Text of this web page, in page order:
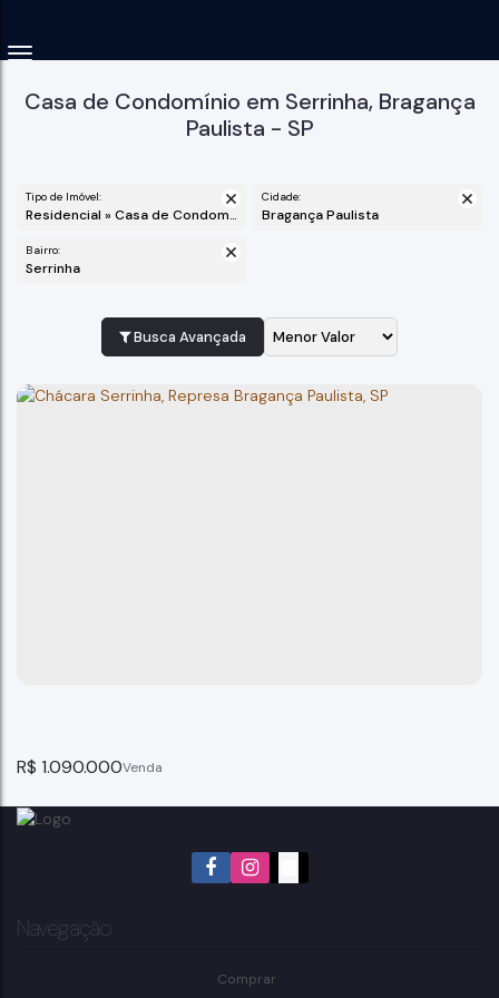
Casa de Condomínio em Serrinha, Bragança
Paulista - SP
Tipo de Imóvel:
Residencial » Casa de Condomínio
Cidade:
Bragança Paulista
Bairro:
Serrinha
Busca Avançada
R$ 1.090.000
Navegação
Comprar